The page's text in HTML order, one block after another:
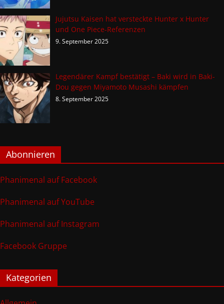
Jujutsu Kaisen hat versteckte Hunter x Hunter
und One Piece-Referenzen
9. September 2025
Legendärer Kampf bestätigt – Baki wird in Baki-
Dou gegen Miyamoto Musashi kämpfen
8. September 2025
Abonnieren
Phanimenal auf Facebook
Phanimenal auf YouTube
Phanimenal auf Instagram
Facebook Gruppe
Kategorien